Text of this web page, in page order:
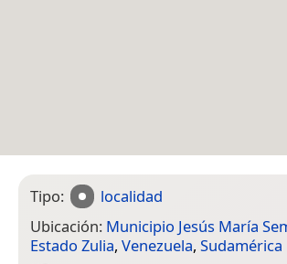
Tipo:
localidad
Ubicación: Municipio Jesús María
Estado Zulia, Venezuela, Sudamérica